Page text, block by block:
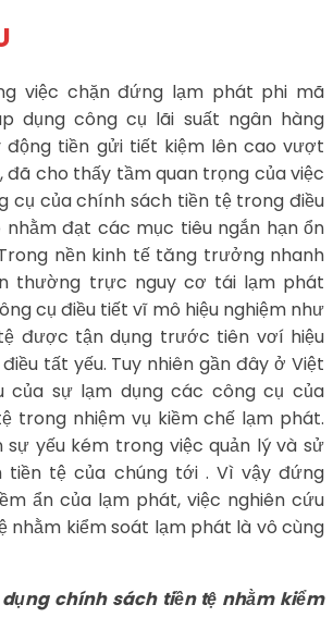
việc chặn đứng lạm phát phi mã
dụng công cụ lãi suất ngân hàng
động tiền gửi tiết kiệm lên cao vượt
cho thấy tầm quan trọng của việc
cụ của chính sách tiền tệ trong điều
đạt các mục tiêu ngắn hạn ổn
nền kinh tế tăng trưởng nhanh
thường trực nguy cơ tái lạm phát
cụ điều tiết vĩ mô hiệu nghiệm như
được tận dụng trước tiên vơí hiệu
tất yếu. Tuy nhiên gần đây ở Việt
của sự lạm dụng các công cụ của
trong nhiệm vụ kiềm chế lạm phát.
sự yếu kém trong việc quản lý và sử
tiền tệ của chúng tới . Vì vậy đứng
ẩn của lạm phát, việc nghiên cứu
nhằm kiểm soát lạm phát là vô cùng
dụng chính sách tiền tệ nhằm kiểm